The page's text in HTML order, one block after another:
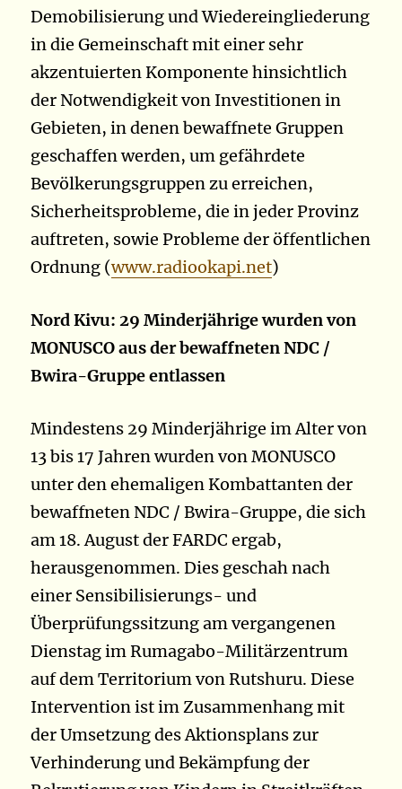
Demobilisierung und Wiedereingliederung
in die Gemeinschaft mit einer sehr
akzentuierten Komponente hinsichtlich
der Notwendigkeit von Investitionen in
Gebieten, in denen bewaffnete Gruppen
geschaffen werden, um gefährdete
Bevölkerungsgruppen zu erreichen,
Sicherheitsprobleme, die in jeder Provinz
auftreten, sowie Probleme der öffentlichen
Ordnung (www.radiookapi.net)
Nord Kivu: 29 Minderjährige wurden von
MONUSCO aus der bewaffneten NDC /
Bwira-Gruppe entlassen
Mindestens 29 Minderjährige im Alter von
13 bis 17 Jahren wurden von MONUSCO
unter den ehemaligen Kombattanten der
bewaffneten NDC / Bwira-Gruppe, die sich
am 18. August der FARDC ergab,
herausgenommen. Dies geschah nach
einer Sensibilisierungs- und
Überprüfungssitzung am vergangenen
Dienstag im Rumagabo-Militärzentrum
auf dem Territorium von Rutshuru. Diese
Intervention ist im Zusammenhang mit
der Umsetzung des Aktionsplans zur
Verhinderung und Bekämpfung der